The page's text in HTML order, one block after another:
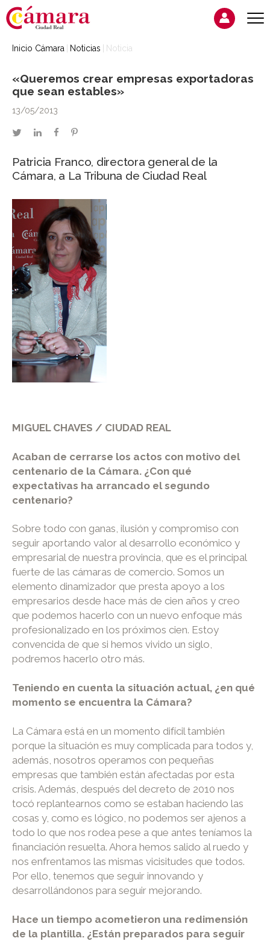
Inicio Cámara Noticias Noticia
«Queremos crear empresas exportadoras
que sean estables»
13/05/2013
twitterlinkedinfacebookpinterest
Patricia Franco, directora general de la
Cámara, a La Tribuna de Ciudad Real
MIGUEL CHAVES / CIUDAD REAL
Acaban de cerrarse los actos con motivo del
centenario de la Cámara. ¿Con qué
expectativas ha arrancado el segundo
centenario?
Sobre todo con ganas, ilusión y compromiso con
seguir aportando valor al desarrollo económico y
empresarial de nuestra provincia, que es el principal
fuerte de las cámaras de comercio. Somos un
elemento dinamizador que presta apoyo a los
empresarios desde hace más de cien años y creo
que podemos hacerlo con un nuevo enfoque más
profesionalizado en los próximos cien. Estoy
convencida de que si hemos vivido un siglo,
podremos hacerlo otro más.
Teniendo en cuenta la situación actual, ¿en qué
momento se encuentra la Cámara?
La Cámara está en un momento difícil también
porque la situación es muy complicada para todos y,
además, nosotros operamos con pequeñas
empresas que también están afectadas por esta
crisis. Además, después del decreto de 2010 nos
tocó replantearnos como se estaban haciendo las
cosas y, como es lógico, no podemos ser ajenos a
todo lo que nos rodea pese a que antes teníamos la
financiación resuelta. Ahora hemos salido al ruedo y
nos enfrentamos las mismas vicisitudes que todos.
Por ello, tenemos que seguir innovando y
desarrollándonos para seguir mejorando.
Hace un tiempo acometieron una redimensión
de la plantilla. ¿Están preparados para seguir